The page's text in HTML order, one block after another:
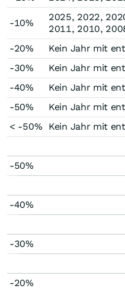
-10%
2025, 2022,
2011, 2010,
-20%
Kein Jahr mit
-30%
Kein Jahr mit
-40%
Kein Jahr mit
-50%
Kein Jahr mit
< -50%
Kein Jahr mit
-50%
-40%
-30%
-20%